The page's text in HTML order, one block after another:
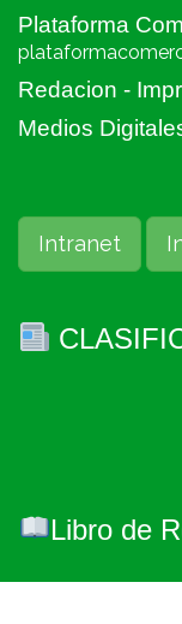
Plataforma
Redacion -
Medios
Intranet
Libro de